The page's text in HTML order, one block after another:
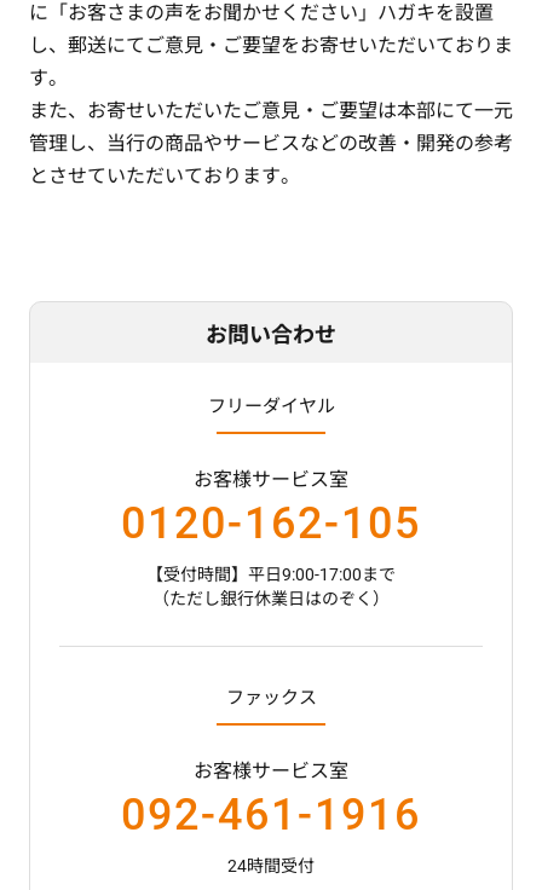
に「お客さまの声をお聞かせください」ハガキを設置
し、郵送にてご意見・ご要望をお寄せいただいておりま
す。
また、お寄せいただいたご意見・ご要望は本部にて一元
管理し、当行の商品やサービスなどの改善・開発の参考
とさせていただいております。
お問い合わせ
フリーダイヤル
お客様サービス室
0120-162-105
【受付時間】平日9:00-17:00まで
（ただし銀行休業日はのぞく）
ファックス
お客様サービス室
092-461-1916
24時間受付